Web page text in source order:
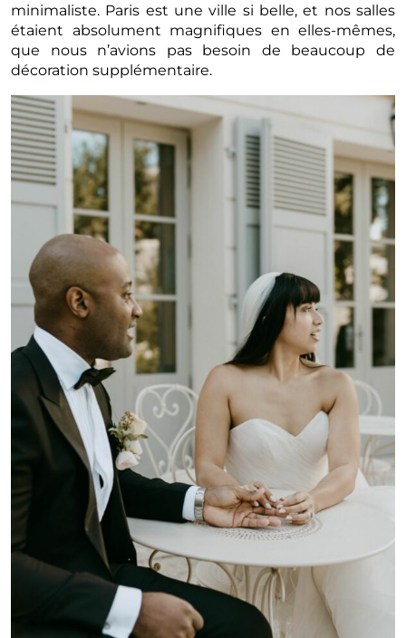
minimaliste. Paris est une ville si belle, et nos salles
étaient absolument magnifiques en elles-mêmes,
que nous n’avions pas besoin de beaucoup de
décoration supplémentaire.